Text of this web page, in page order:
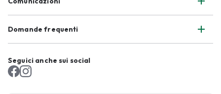
Domande frequenti
Seguici anche sui social